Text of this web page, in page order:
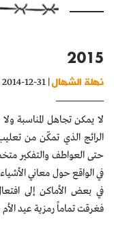
مواضيع
فكرة
دفاتر
بالصورة
كتّابنا
2015
نهلة الشهال | 31-12-2014
لا يمكن تجاهل المناسبة
الرائج الذي تمكّن من
حتى العواطف والتفكير
في الواقع حول معاني
في بعض الأماكن إلى
فغرقت تماماً رمزية عيد الأم